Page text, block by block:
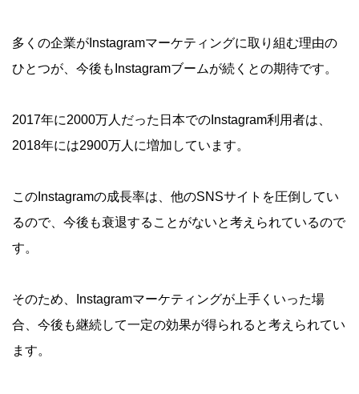
多くの企業がInstagramマーケティングに取り組む理由の
ひとつが、今後もInstagramブームが続くとの期待です。
2017年に2000万人だった日本でのInstagram利用者は、
2018年には2900万人に増加しています。
このInstagramの成長率は、他のSNSサイトを圧倒してい
るので、今後も衰退することがないと考えられているので
す。
そのため、Instagramマーケティングが上手くいった場
合、今後も継続して一定の効果が得られると考えられてい
ます。